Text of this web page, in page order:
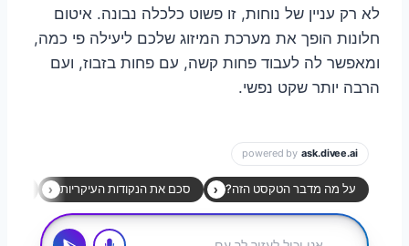
לא רק עניין של נוחות, זו פשוט כלכלה נבונה. איטום
חלונות הופך את מערכת המיזוג שלכם ליעילה פי כמה,
ומאפשר לה לעבוד פחות קשה, עם פחות בזבוז, ועם
הרבה יותר שקט נפשי.